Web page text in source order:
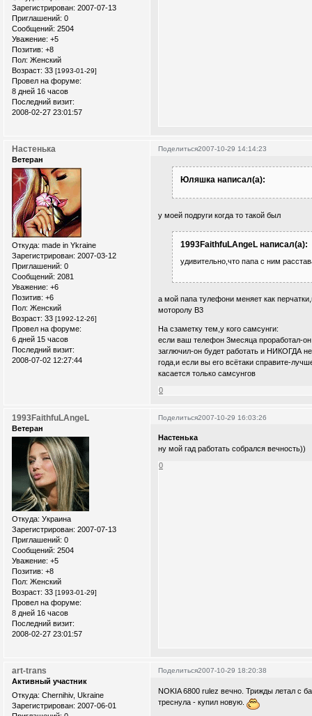
Зарегистрирован: 2007-07-13
Приглашений: 0
Сообщений: 2504
Уважение: +5
Позитив: +8
Пол: Женский
Возраст: 33 [1993-01-29]
Провел на форуме:
8 дней 16 часов
Последний визит:
2008-02-27 23:01:57
Поделиться2007-10-29 14:14:23
Настенька
Ветеран
Откуда: made in Ykraine
Зарегистрирован: 2007-03-12
Приглашений: 0
Сообщений: 2081
Уважение: +6
Позитив: +6
Пол: Женский
Возраст: 33 [1992-12-26]
Провел на форуме:
6 дней 15 часов
Последний визит:
2008-07-02 12:27:44
Юляшка написал(а):
у моей подруги когда то такой был
1993FaithfuLAngeL написал(а):
удивительно,что папа с ним
а мой папа тулефони меняет как
моторолу В3
На сзаметку тем,у кого самсунги:
если ваш телефон 3месяца проработал-
заглючил-он будет работать и НИКОГДА
года,и если вы его всётаки справите-
касается только самсунгов
0
Поделиться2007-10-29 16:03:26
1993FaithfuLAngeL
Ветеран
Откуда: Украина
Зарегистрирован: 2007-07-13
Приглашений: 0
Сообщений: 2504
Уважение: +5
Позитив: +8
Пол: Женский
Возраст: 33 [1993-01-29]
Провел на форуме:
8 дней 16 часов
Последний визит:
2008-02-27 23:01:57
Настенька
ну мой гад работать собрался вечность))
0
Поделиться2007-10-29 18:20:38
art-trans
Активный участник
Откуда: Chernihiv, Ukraine
Зарегистрирован: 2007-06-01
NOKIA 6800 rulez вечно. Трижды летал с
треснула - купил новую.